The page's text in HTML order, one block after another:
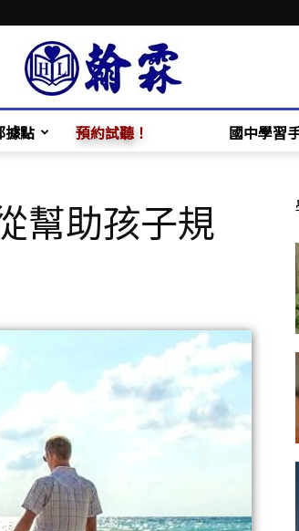
補
據點 預約試聽！ 國中學習
幫助孩子規